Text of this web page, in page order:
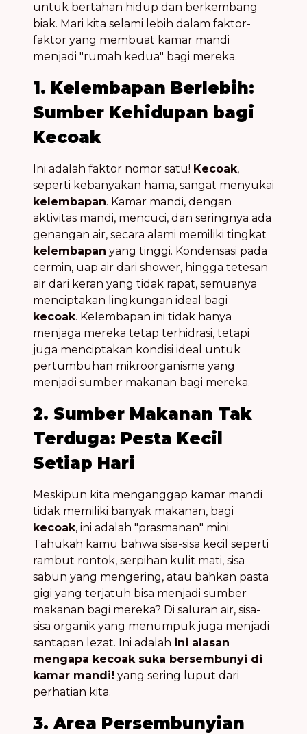
untuk bertahan hidup dan berkembang
biak. Mari kita selami lebih dalam faktor-
faktor yang membuat kamar mandi
menjadi "rumah kedua" bagi mereka.
1. Kelembapan Berlebih:
Sumber Kehidupan bagi
Kecoak
Ini adalah faktor nomor satu! Kecoak,
seperti kebanyakan hama, sangat menyukai
kelembapan. Kamar mandi, dengan
aktivitas mandi, mencuci, dan seringnya ada
genangan air, secara alami memiliki tingkat
kelembapan yang tinggi. Kondensasi pada
cermin, uap air dari shower, hingga tetesan
air dari keran yang tidak rapat, semuanya
menciptakan lingkungan ideal bagi
kecoak. Kelembapan ini tidak hanya
menjaga mereka tetap terhidrasi, tetapi
juga menciptakan kondisi ideal untuk
pertumbuhan mikroorganisme yang
menjadi sumber makanan bagi mereka.
2. Sumber Makanan Tak
Terduga: Pesta Kecil
Setiap Hari
Meskipun kita menganggap kamar mandi
tidak memiliki banyak makanan, bagi
kecoak, ini adalah "prasmanan" mini.
Tahukah kamu bahwa sisa-sisa kecil seperti
rambut rontok, serpihan kulit mati, sisa
sabun yang mengering, atau bahkan pasta
gigi yang terjatuh bisa menjadi sumber
makanan bagi mereka? Di saluran air, sisa-
sisa organik yang menumpuk juga menjadi
santapan lezat. Ini adalah ini alasan
mengapa kecoak suka bersembunyi di
kamar mandi! yang sering luput dari
perhatian kita.
3. Area Persembunyian